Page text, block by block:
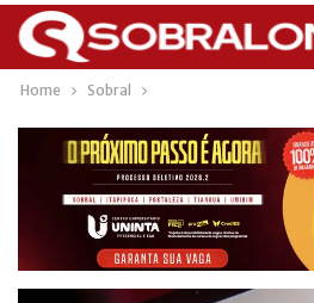
Home Sobral